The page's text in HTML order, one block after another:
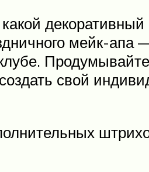
мейк-
свой